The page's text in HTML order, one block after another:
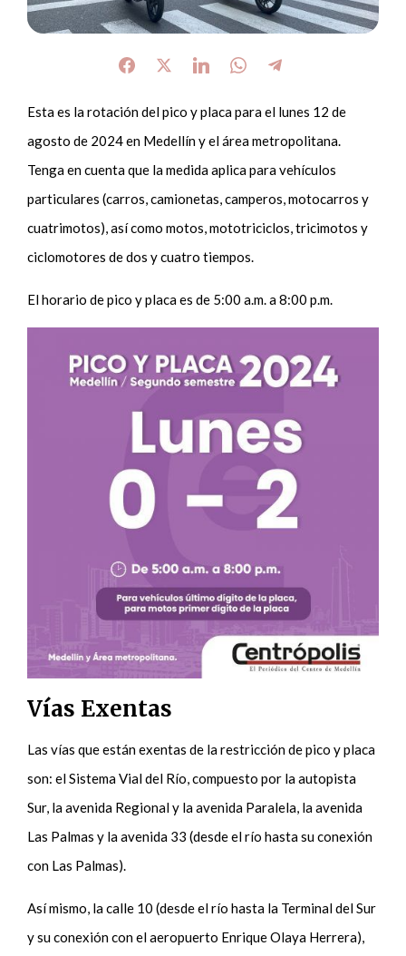
Esta es la rotación del pico y placa para el lunes 12 de
agosto de 2024 en Medellín y el área metropolitana.
Tenga en cuenta que la medida aplica para vehículos
particulares (carros, camionetas, camperos, motocarros y
cuatrimotos), así como motos, mototriciclos, tricimotos y
ciclomotores de dos y cuatro tiempos.
El horario de pico y placa es de 5:00 a.m. a 8:00 p.m.
Vías Exentas
Las vías que están exentas de la restricción de pico y placa
son: el Sistema Vial del Río, compuesto por la autopista
Sur, la avenida Regional y la avenida Paralela, la avenida
Las Palmas y la avenida 33 (desde el río hasta su conexión
con Las Palmas).
Así mismo, la calle 10 (desde el río hasta la Terminal del Sur
y su conexión con el aeropuerto Enrique Olaya Herrera),